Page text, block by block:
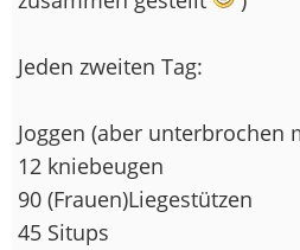
Jeden zweiten Tag:
Joggen (aber unterbrochen
12 kniebeugen
90 (Frauen)Liegestützen
45 Situps